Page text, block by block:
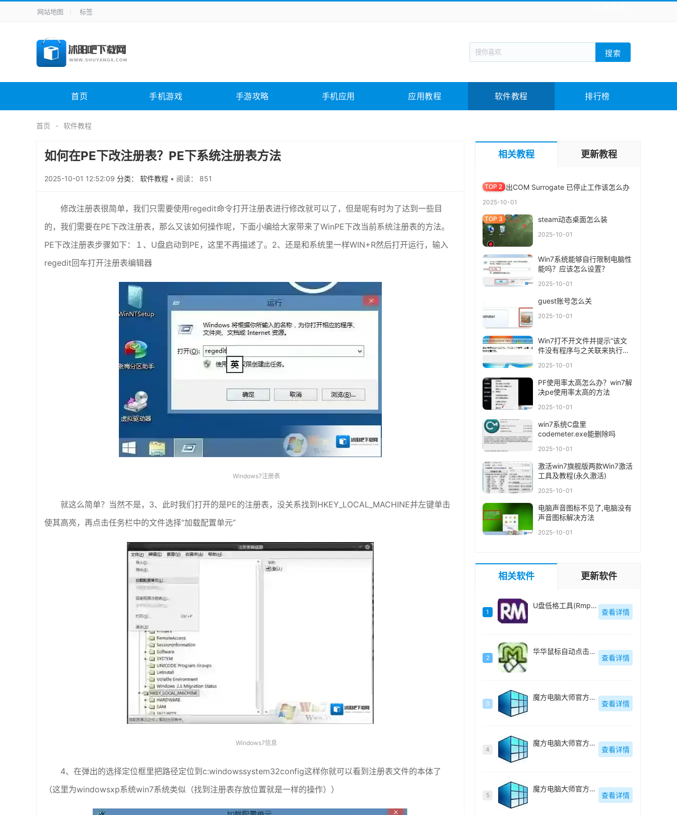
手机应用 新闻阅读 旅游出行 生活实用
手机游戏 H5游戏 回合网游 战棋游戏 枪战射击
电脑软件 其它类别 图形软件 安全相关 应用软件 影音软件 插件下载 教育教学 游戏娱乐 系统软件 素材下载
未分类 综合其它
网站地图 标签
搜索
首页 手机游戏 手游攻略 手机应用 应用教程 软件教程 排行榜
首页 软件教程
如何在PE下改注册表？PE下系统注册表方法
2025-10-01 12:52:09 分类： 软件教程 • 阅读： 851
修改注册表很简单，我们只需要使用regedit命令打开注册表进行修改就可以了，但是呢有时为了达到一些目
的，我们需要在PE下改注册表，那么又该如何操作呢，下面小编给大家带来了WinPE下改当前系统注册表的方法。
PE下改注册表步骤如下：１、U盘启动到PE，这里不再描述了。2、还是和系统里一样WIN+R然后打开运行，输入
regedit回车打开注册表编辑器
Windows7注册表
就这么简单？当然不是，3、此时我们打开的是PE的注册表，没关系找到HKEY_LOCAL_MACHINE并左键单击
使其高亮，再点击任务栏中的文件选择“加载配置单元”
Windows7信息
4、在弹出的选择定位框里把路径定位到c:windowssystem32config这样你就可以看到注册表文件的本体了
（这里为windowsxp系统win7系统类似（找到注册表存放位置就是一样的操作））
相关教程 更新教程
MBR GPT分区表区别 |2分钟知道磁盘分区,装系
统MBR还是GPT好
Win7弹出COM Surrogate 已停止工作该怎么办
2025-10-01
steam动态桌面怎么装
2025-10-01
Win7系统能够自行限制电脑性
能吗？应该怎么设置？
2025-10-01
guest账号怎么关
2025-10-01
Win7打不开文件并提示“该文
件没有程序与之关联来执行操
2025-10-01
PF使用率太高怎么办？win7解
决pe使用率太高的方法
2025-10-01
win7系统C盘里
codemeter.exe能删除吗
2025-10-01
激活win7旗舰版两款Win7激活
工具及教程(永久激活)
2025-10-01
电脑声音图标不见了,电脑没有
声音图标解决方法
2025-10-01
相关软件 更新软件
1
U盘低格工具(Rmprepusb)绿色中文
查看详情
2
华华鼠标自动点击器绿色去广告版
查看详情
3
魔方电脑大师官方最新版
查看详情
4
魔方电脑大师官方最新版
查看详情
5
魔方电脑大师官方最新版
查看详情